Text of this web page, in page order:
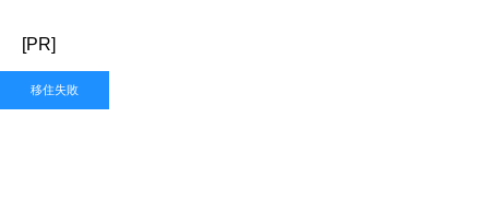
[PR]
移住失敗